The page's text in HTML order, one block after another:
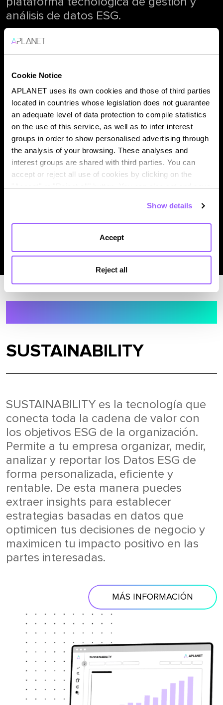
Cookie Notice
APLANET uses its own cookies and those of third parties
located in countries whose legislation does not guarantee
an adequate level of data protection to compile statistics
on the use of this service, as well as to infer interest
groups in order to show personalised advertising through
the analysis of your browsing. These analyses and
interest groups are shared with third parties. You can
accept or reject all use of cookies by clicking on the
out more about the use of cookies and your rights in our
Cookies Policy
Show details
Accept
Reject all
análisis de datos ESG.
Presente hoy en 7 países (España,
Polonia y Brasil), APLANET nació en
2019 en España, fruto del talento y el
compromiso de sus cofundadores con
la innovación y el cambio.
APLANET es la suma de un equipo
diverso y comprometido de
profesionales que creen en el poder de
la tecnología como motor de cambio y
impacto positivo en las organizaciones.
SUSTAINABILITY
SUSTAINABILITY es la tecnología que
conecta toda la cadena de valor con
los objetivos ESG de la organización.
Permite a tu empresa organizar, medir,
analizar y reportar los Datos ESG de
forma personalizada, eficiente y
rentable. De esta manera puedes
extraer insights para establecer
estrategias basadas en datos que
optimicen tus decisiones de negocio y
maximicen tu impacto positivo en las
partes interesadas.
MÁS INFORMACIÓN